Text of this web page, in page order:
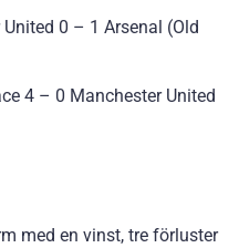
0 – 1 Arsenal (Old
4 – 0 Manchester United
med en vinst, tre förluster